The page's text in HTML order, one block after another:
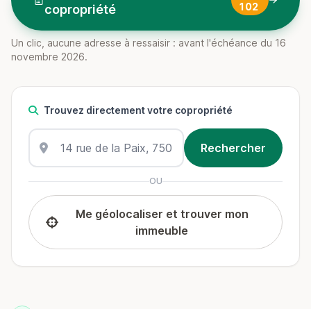
copropriété
102
Un clic, aucune adresse à ressaisir : avant l'échéance du 16
novembre 2026.
Trouvez directement votre copropriété
OU
Me géolocaliser et trouver mon
immeuble